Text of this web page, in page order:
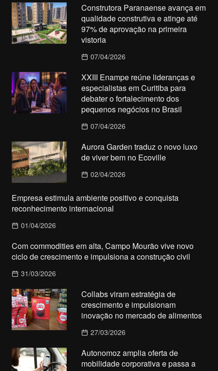
Construtora Paranaense avança em
qualidade construtiva e atinge até
97% de aprovação na primeira
vistoria
07/04/2026
XXIII Enampe reúne lideranças e
especialistas em Curitiba para
debater o fortalecimento dos
pequenos negócios no Brasil
07/04/2026
Aurora Garden traduz o novo luxo
de viver bem no Ecoville
02/04/2026
Empresa estimula ambiente positivo e conquista
reconhecimento internacional
01/04/2026
Com commodities em alta, Campo Mourão vive novo
ciclo de crescimento e impulsiona a construção civil
31/03/2026
Collabs viram estratégia de
crescimento e impulsionam
inovação no mercado de alimentos
27/03/2026
Autonomoz amplia oferta de
mobilidade corporativa e passa a